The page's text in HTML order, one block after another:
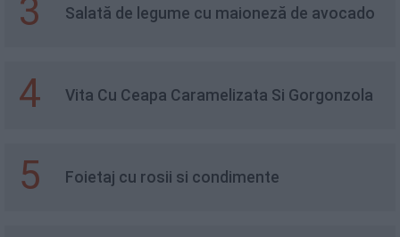
3 Salată de legume cu maioneză de avocado
4 Vita Cu Ceapa Caramelizata Si Gorgonzola
5 Foietaj cu rosii si condimente